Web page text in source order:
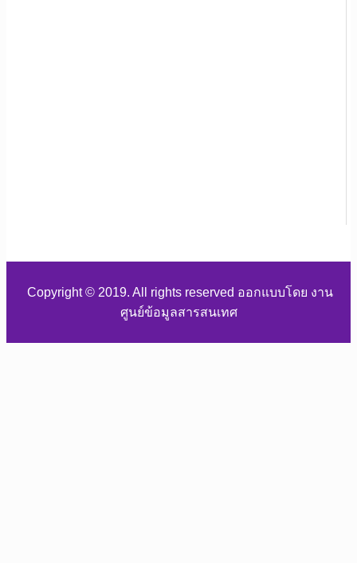
Copyright © 2019. All rights reserved ออกแบบโดย งาน
ศูนย์ข้อมูลสารสนเทศ